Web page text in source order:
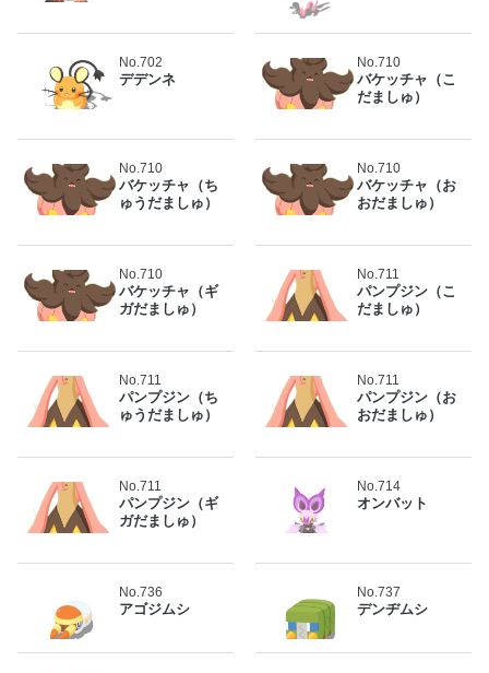
No.702
デデンネ
No.710
バケッチャ（こ
だましゅ）
No.710
バケッチャ（ち
ゅうだましゅ）
No.710
バケッチャ（お
おだましゅ）
No.710
バケッチャ（ギ
ガだましゅ）
No.711
パンプジン（こ
だましゅ）
No.711
パンプジン（ち
ゅうだましゅ）
No.711
パンプジン（お
おだましゅ）
No.711
パンプジン（ギ
ガだましゅ）
No.714
オンバット
No.736
アゴジムシ
No.737
デンヂムシ